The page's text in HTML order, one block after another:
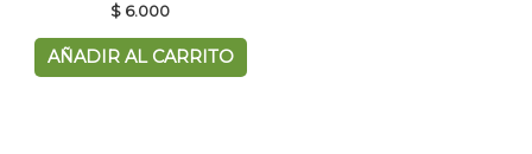
$ 6.000
AÑADIR AL CARRITO